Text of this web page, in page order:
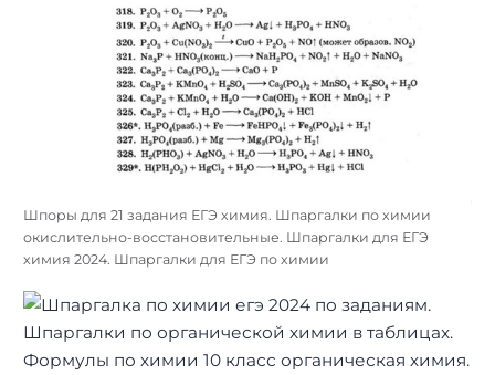
Шпоры для 21 задания ЕГЭ химия. Шпаргалки по химии
окислительно-восстановительные. Шпаргалки для ЕГЭ
химия 2024. Шпаргалки для ЕГЭ по химии